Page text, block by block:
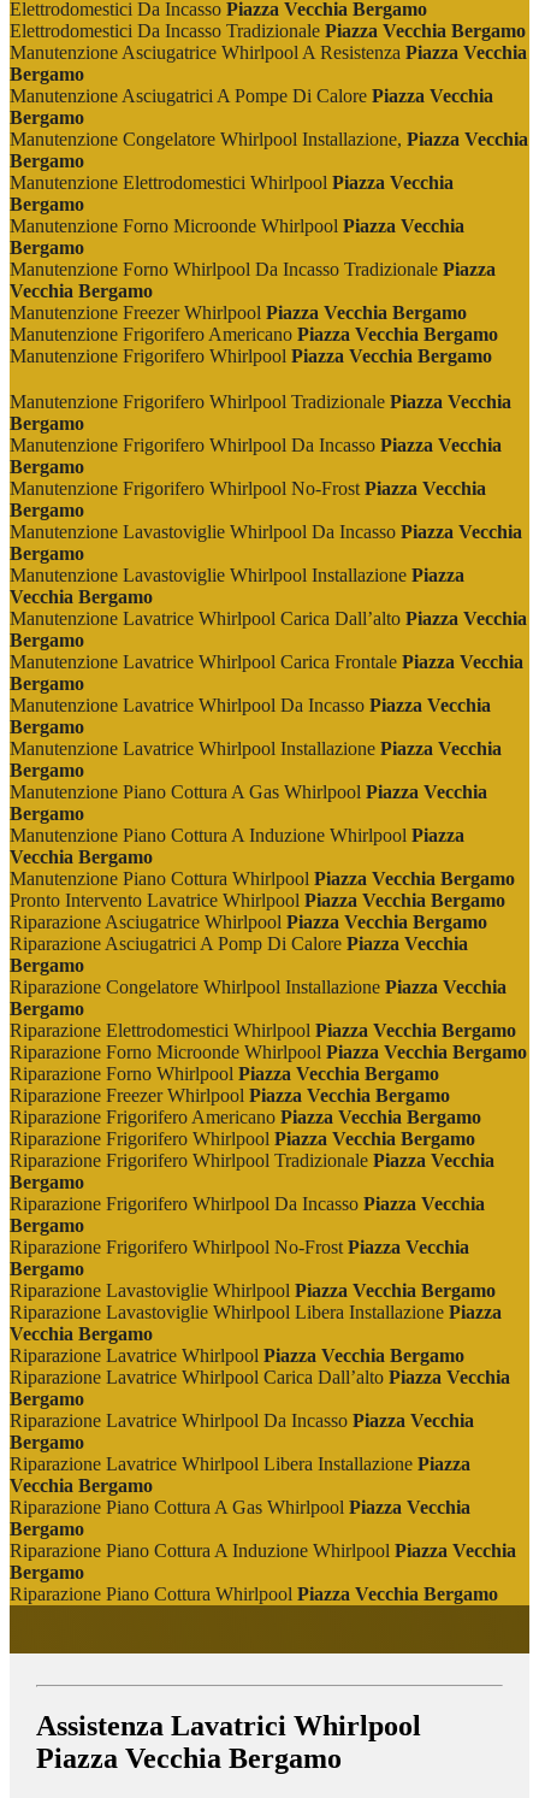
Elettrodomestici Da Incasso Piazza Vecchia Bergamo
Elettrodomestici Da Incasso Tradizionale Piazza Vecchia Bergamo
Manutenzione Asciugatrice Whirlpool A Resistenza Piazza Vecchia
Bergamo
Manutenzione Asciugatrici A Pompe Di Calore Piazza Vecchia
Bergamo
Manutenzione Congelatore Whirlpool Installazione, Piazza Vecchia
Bergamo
Manutenzione Elettrodomestici Whirlpool Piazza Vecchia
Bergamo
Manutenzione Forno Microonde Whirlpool Piazza Vecchia
Bergamo
Manutenzione Forno Whirlpool Da Incasso Tradizionale Piazza
Vecchia Bergamo
Manutenzione Freezer Whirlpool Piazza Vecchia Bergamo
Manutenzione Frigorifero Americano Piazza Vecchia Bergamo
Manutenzione Frigorifero Whirlpool Piazza Vecchia Bergamo
Manutenzione Frigorifero Whirlpool Tradizionale Piazza Vecchia
Bergamo
Manutenzione Frigorifero Whirlpool Da Incasso Piazza Vecchia
Bergamo
Manutenzione Frigorifero Whirlpool No-Frost Piazza Vecchia
Bergamo
Manutenzione Lavastoviglie Whirlpool Da Incasso Piazza Vecchia
Bergamo
Manutenzione Lavastoviglie Whirlpool Installazione Piazza
Vecchia Bergamo
Manutenzione Lavatrice Whirlpool Carica Dall’alto Piazza Vecchia
Bergamo
Manutenzione Lavatrice Whirlpool Carica Frontale Piazza Vecchia
Bergamo
Manutenzione Lavatrice Whirlpool Da Incasso Piazza Vecchia
Bergamo
Manutenzione Lavatrice Whirlpool Installazione Piazza Vecchia
Bergamo
Manutenzione Piano Cottura A Gas Whirlpool Piazza Vecchia
Bergamo
Manutenzione Piano Cottura A Induzione Whirlpool Piazza
Vecchia Bergamo
Manutenzione Piano Cottura Whirlpool Piazza Vecchia Bergamo
Pronto Intervento Lavatrice Whirlpool Piazza Vecchia Bergamo
Riparazione Asciugatrice Whirlpool Piazza Vecchia Bergamo
Riparazione Asciugatrici A Pomp Di Calore Piazza Vecchia
Bergamo
Riparazione Congelatore Whirlpool Installazione Piazza Vecchia
Bergamo
Riparazione Elettrodomestici Whirlpool Piazza Vecchia Bergamo
Riparazione Forno Microonde Whirlpool Piazza Vecchia Bergamo
Riparazione Forno Whirlpool Piazza Vecchia Bergamo
Riparazione Freezer Whirlpool Piazza Vecchia Bergamo
Riparazione Frigorifero Americano Piazza Vecchia Bergamo
Riparazione Frigorifero Whirlpool Piazza Vecchia Bergamo
Riparazione Frigorifero Whirlpool Tradizionale Piazza Vecchia
Bergamo
Riparazione Frigorifero Whirlpool Da Incasso Piazza Vecchia
Bergamo
Riparazione Frigorifero Whirlpool No-Frost Piazza Vecchia
Bergamo
Riparazione Lavastoviglie Whirlpool Piazza Vecchia Bergamo
Riparazione Lavastoviglie Whirlpool Libera Installazione Piazza
Vecchia Bergamo
Riparazione Lavatrice Whirlpool Piazza Vecchia Bergamo
Riparazione Lavatrice Whirlpool Carica Dall’alto Piazza Vecchia
Bergamo
Riparazione Lavatrice Whirlpool Da Incasso Piazza Vecchia
Bergamo
Riparazione Lavatrice Whirlpool Libera Installazione Piazza
Vecchia Bergamo
Riparazione Piano Cottura A Gas Whirlpool Piazza Vecchia
Bergamo
Riparazione Piano Cottura A Induzione Whirlpool Piazza Vecchia
Bergamo
Riparazione Piano Cottura Whirlpool Piazza Vecchia Bergamo
Assistenza Lavatrici Whirlpool
Piazza Vecchia Bergamo